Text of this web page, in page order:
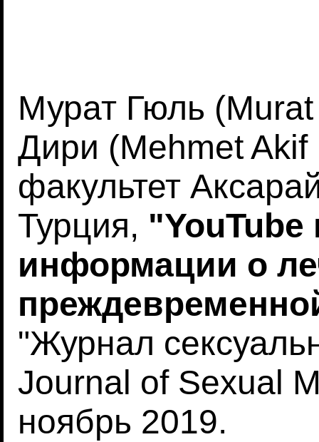
Мурат Гюль
Дири (Mehmet
факультет
Турция, "YouTube
информации о
"Журнал
Journal of Sexual
ноябрь 2019.